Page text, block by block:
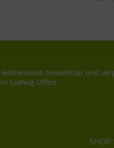
Newsletter und
Ludwig Office.
SHOP